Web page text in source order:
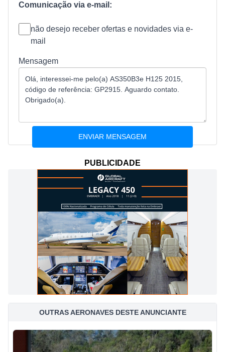
Comunicação via e-mail:
não desejo receber ofertas e novidades via e-
mail
Mensagem
PUBLICIDADE
OUTRAS AERONAVES DESTE ANUNCIANTE